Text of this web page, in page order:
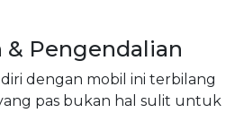
& Pengendalian
dengan mobil ini terbilang
pas bukan hal sulit untuk